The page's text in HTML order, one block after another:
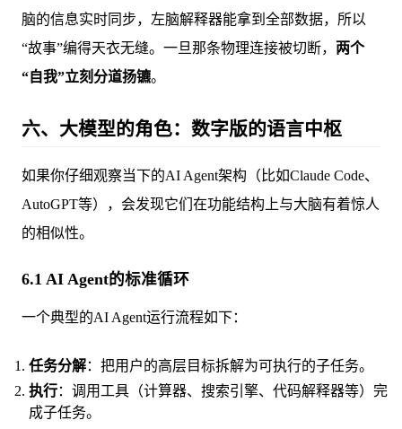
脑的信息实时同步，左脑解释器能拿到全部数据，所以
“故事”编得天衣无缝。一旦那条物理连接被切断， 两个
“自我”立刻分道扬镳。
六、大模型的角色：数字版的语言中枢
如果你仔细观察当下的AI Agent架构（比如Claude Code、
AutoGPT等），会发现它们在功能结构上与大脑有着惊人
的相似性。
6.1 AI Agent的标准循环
一个典型的AI Agent运行流程如下：
任务分解：把用户的高层目标拆解为可执行的子任务。
执行：调用工具（计算器、搜索引擎、代码解释器等）完
成子任务。